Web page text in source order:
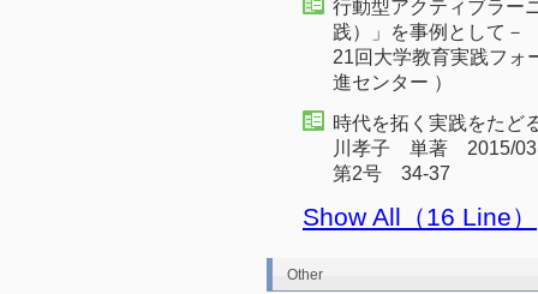
行動型アクティブラー
践）」を事例として
21回大学教育実践フォ
進センター ）
時代を拓く実践をたど
川孝子 単著 2015/
第2号 34-37
Show All（16 Line）
Other